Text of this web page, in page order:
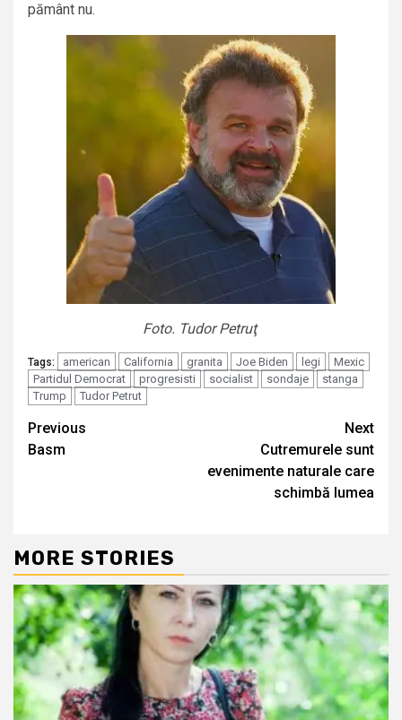
pământ nu.
Foto. Tudor Petruţ
Tags: american California granita Joe Biden legi
Mexic
Partidul Democrat
progresisti socialist sondaje
stanga
Trump
Tudor Petrut
Continue
Reading
Previous
Basm
Next
Cutremurele sunt
evenimente naturale care
schimbă lumea
MORE STORIES